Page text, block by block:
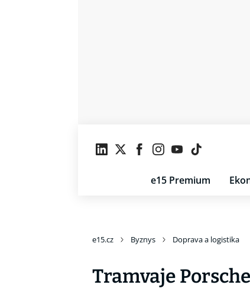
e15 Premium
e15.cz Byznys Doprava a logistika
Tramvaje